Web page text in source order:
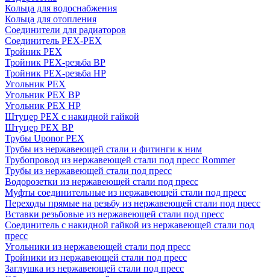
Кольца для водоснабжения
Кольца для отопления
Соединители для радиаторов
Соединитель PEX-PEX
Тройник PEX
Тройник PEX-резьба ВР
Тройник PEX-резьба НР
Угольник PEX
Угольник PEX ВР
Угольник PEX НР
Штуцер PEX c накидной гайкой
Штуцер PEX ВР
Трубы Uponor PEX
Трубы из нержавеющей стали и фитинги к ним
Трубопровод из нержавеющей стали под пресс Rommer
Трубы из нержавеющей стали под пресс
Водорозетки из нержавеющей стали под пресс
Муфты соединительные из нержавеющей стали под пресс
Переходы прямые на резьбу из нержавеющей стали под пресс
Вставки резьбовые из нержавеющей стали под пресс
Соединитель с накидной гайкой из нержавеющей стали под
пресс
Угольники из нержавеющей стали под пресс
Тройники из нержавеющей стали под пресс
Заглушка из нержавеющей стали под пресс